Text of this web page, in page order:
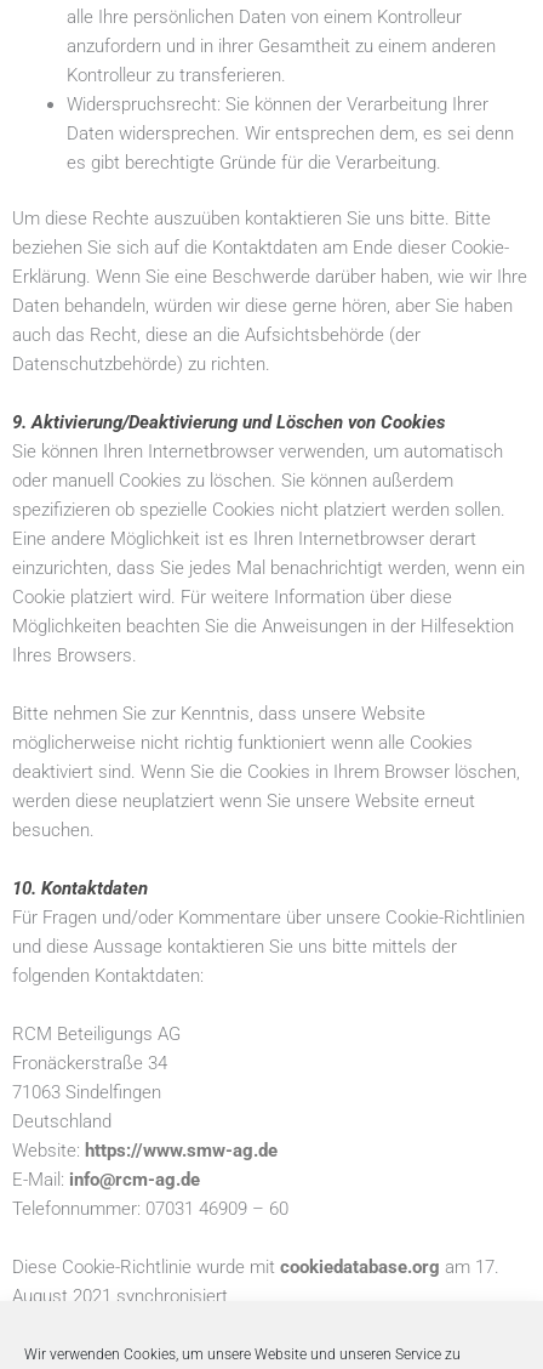
Wir verwenden Cookies, um unsere Website und unseren Service zu
alle Ihre persönlichen Daten von einem Kontrolleur
anzufordern und in ihrer Gesamtheit zu einem anderen
Kontrolleur zu transferieren.
Widerspruchsrecht: Sie können der Verarbeitung Ihrer
Daten widersprechen. Wir entsprechen dem, es sei denn
es gibt berechtigte Gründe für die Verarbeitung.
Um diese Rechte auszuüben kontaktieren Sie uns bitte. Bitte
beziehen Sie sich auf die Kontaktdaten am Ende dieser Cookie-
Erklärung. Wenn Sie eine Beschwerde darüber haben, wie wir Ihre
Daten behandeln, würden wir diese gerne hören, aber Sie haben
auch das Recht, diese an die Aufsichtsbehörde (der
Datenschutzbehörde) zu richten.
9. Aktivierung/Deaktivierung und Löschen von Cookies
Sie können Ihren Internetbrowser verwenden, um automatisch
oder manuell Cookies zu löschen. Sie können außerdem
spezifizieren ob spezielle Cookies nicht platziert werden sollen.
Eine andere Möglichkeit ist es Ihren Internetbrowser derart
einzurichten, dass Sie jedes Mal benachrichtigt werden, wenn ein
Cookie platziert wird. Für weitere Information über diese
Möglichkeiten beachten Sie die Anweisungen in der Hilfesektion
Ihres Browsers.
Bitte nehmen Sie zur Kenntnis, dass unsere Website
möglicherweise nicht richtig funktioniert wenn alle Cookies
deaktiviert sind. Wenn Sie die Cookies in Ihrem Browser löschen,
werden diese neuplatziert wenn Sie unsere Website erneut
besuchen.
10. Kontaktdaten
Für Fragen und/oder Kommentare über unsere Cookie-Richtlinien
und diese Aussage kontaktieren Sie uns bitte mittels der
folgenden Kontaktdaten:
RCM Beteiligungs AG
Fronäckerstraße 34
71063 Sindelfingen
Deutschland
Website: https://www.smw-ag.de
E-Mail: info@rcm-ag.de
Telefonnummer: 07031 46909 – 60
Diese Cookie-Richtlinie wurde mit cookiedatabase.org am 17.
August 2021 synchronisiert